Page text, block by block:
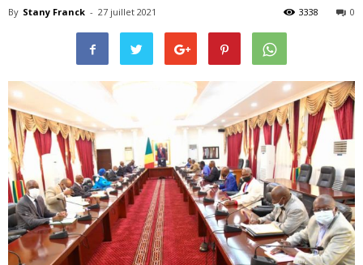
By Stany Franck - 27 juillet 2021 0
3338